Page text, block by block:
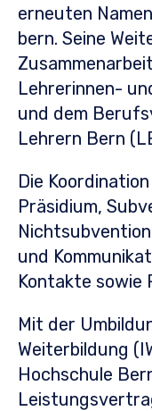
erneuten
bern. Seine
Lehrerinnen-
und dem
Lehrern Bern
Die
Präsidium,
und
Kontakte sowie
Mit der
Weiterbildung
Hochschule